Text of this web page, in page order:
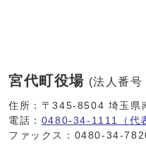
宮代町役場 (法人番
住所：〒345-8504 埼玉県
電話： 0480-34-1111（代
ファックス：0480-34-